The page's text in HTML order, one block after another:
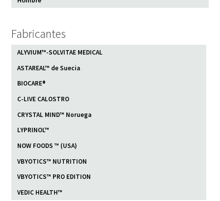
Fabricantes
ALYVIUM™-SOLVITAE MEDICAL
ASTAREAL™ de Suecia
BIOCARE®
C-LIVE CALOSTRO
CRYSTAL MIND™ Noruega
LYPRINOL™
NOW FOODS ™ (USA)
VBYOTICS™ NUTRITION
VBYOTICS™ PRO EDITION
VEDIC HEALTH™